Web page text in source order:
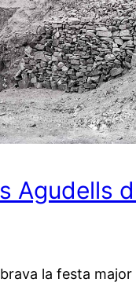
Agudells
la festa major